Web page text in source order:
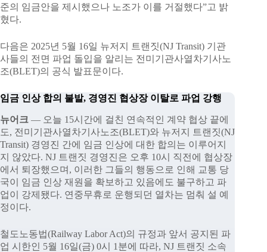
준의 임금안을 제시했으나 노조가 이를 거절했다”고 밝
혔다.
다음은 2025년 5월 16일 뉴저지 트랜짓(NJ Transit) 기관
사들의 전면 파업 돌입을 알리는 전미기관사열차기사노
조(BLET)의 공식 발표문이다.
임금 인상 합의 불발, 경영진 협상장 이탈로 파업 강행
뉴어크 — 오늘 15시간에 걸친 연속적인 계약 협상 끝에
도, 전미기관사열차기사노조(BLET)와 뉴저지 트랜짓(NJ
Transit) 경영진 간에 임금 인상에 대한 합의는 이루어지
지 않았다. NJ 트랜짓 경영진은 오후 10시 직전에 협상장
에서 퇴장했으며, 이러한 그들의 행동으로 인해 교통 당
국이 임금 인상 재원을 확보하고 있음에도 불구하고 파
업이 강제됐다. 연중무휴로 운행되던 열차는 멈춰 설 예
정이다.
철도노동법(Railway Labor Act)의 규정과 앞서 공지된 파
업 시한인 5월 16일(금) 0시 1분에 따라, NJ 트랜짓 소속